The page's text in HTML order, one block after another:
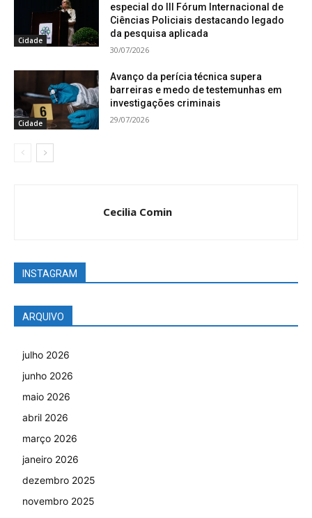
Cidade
especial do III Fórum Internacional de
Ciências Policiais destacando legado
da pesquisa aplicada
30/07/2026
Cidade
Avanço da perícia técnica supera
barreiras e medo de testemunhas em
investigações criminais
29/07/2026
Cecilia Comin
INSTAGRAM
ARQUIVO
julho 2026
junho 2026
maio 2026
abril 2026
março 2026
janeiro 2026
dezembro 2025
novembro 2025